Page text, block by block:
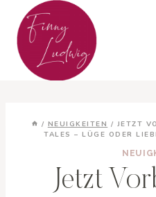
Inhalt
springen
/ NEUIGKEITEN / JETZT
TALES – LÜGE ODER
Jetzt